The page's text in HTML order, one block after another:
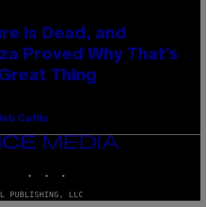
is Dead, and
Proved Why That’s
Thing
Catlin
PUBLISHING, LLC